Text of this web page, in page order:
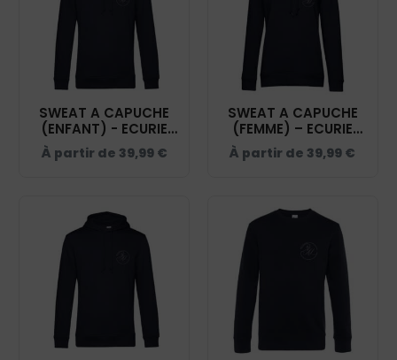
SWEAT A CAPUCHE
(ENFANT) - ECURIE
KERSAÏAN - NAVY -
K477
À partir de 39,99 €
SWEAT A CAPUCHE
(FEMME) – ECURIE
KERSAÏAN - NAVY -
BCW34B
À partir de 39,99 €